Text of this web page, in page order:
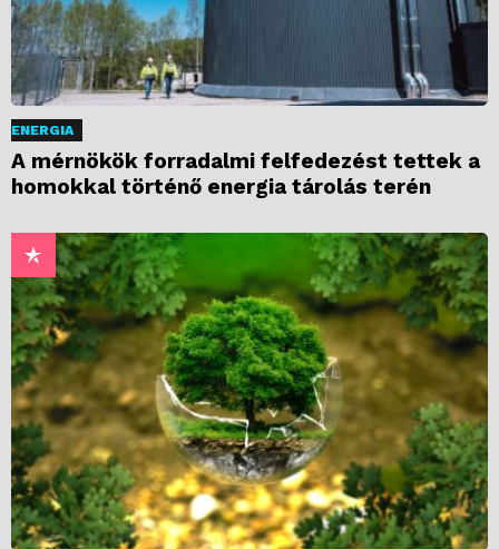
ENERGIA
A mérnökök forradalmi felfedezést tettek a
homokkal történő energia tárolás terén